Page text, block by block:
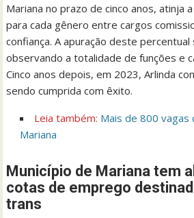
Mariana no prazo de cinco anos, atinja
para cada gênero entre cargos
confiança. A apuração deste percentual
observando a totalidade de funções e
Cinco anos depois, em 2023, Arlinda
sendo cumprida com êxito.
Leia também: Mais de 800
Mariana
Município de Mariana tem
cotas de emprego
trans